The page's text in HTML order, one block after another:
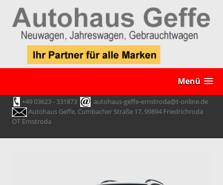
Menü
+49 03623 - 331873
autohaus-geffe-ernstroda@t-online.de
Autohaus Geffe, Cumbacher Straße 17, 99894 Friedrichroda
OT Ernstroda